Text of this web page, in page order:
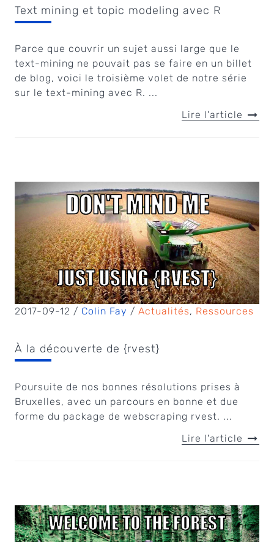
Text mining et topic modeling avec R
Parce que couvrir un sujet aussi large que le
text-mining ne pouvait pas se faire en un billet
de blog, voici le troisième volet de notre série
sur le text-mining avec R. ...
Lire l'article
2017-09-12 / Colin Fay / Actualités, Ressources
À la découverte de {rvest}
Poursuite de nos bonnes résolutions prises à
Bruxelles, avec un parcours en bonne et due
forme du package de webscraping rvest. ...
Lire l'article